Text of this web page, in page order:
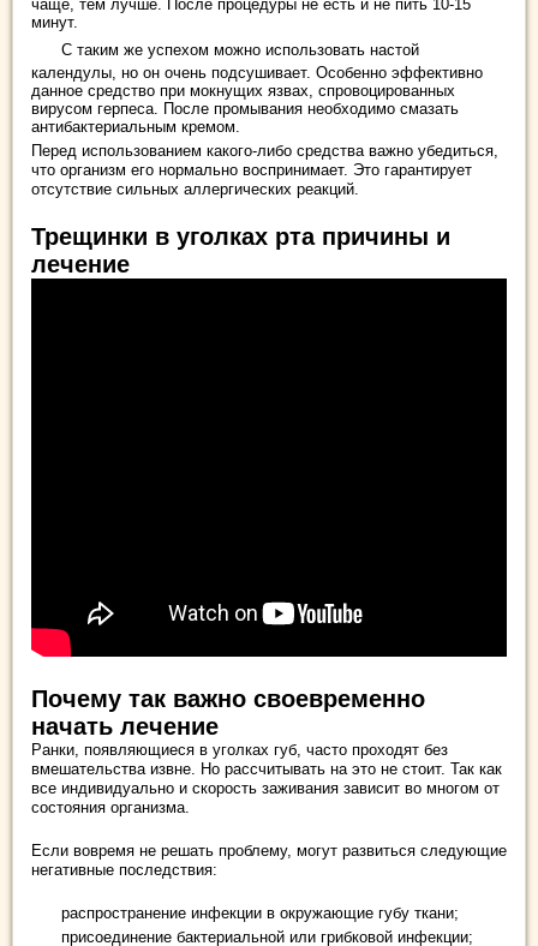
чаще, тем лучше. После процедуры не есть и не пить 10-15
минут.
С таким же успехом можно использовать настой
календулы, но он очень подсушивает. Особенно эффективно
данное средство при мокнущих язвах, спровоцированных
вирусом герпеса. После промывания необходимо смазать
антибактериальным кремом.
Перед использованием какого-либо средства важно убедиться,
что организм его нормально воспринимает. Это гарантирует
отсутствие сильных аллергических реакций.
Трещинки в уголках рта причины и
лечение
Почему так важно своевременно
начать лечение
Ранки, появляющиеся в уголках губ, часто проходят без
вмешательства извне. Но рассчитывать на это не стоит. Так как
все индивидуально и скорость заживания зависит во многом от
состояния организма.
Если вовремя не решать проблему, могут развиться следующие
негативные последствия:
распространение инфекции в окружающие губу ткани;
присоединение бактериальной или грибковой инфекции;